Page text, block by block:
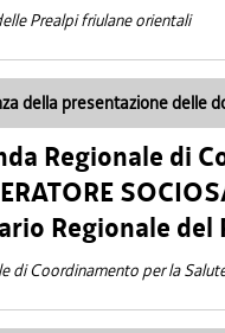
Prealpi friulane orientali
della presentazione delle
Regionale di
Regionale del
di Coordinamento per la